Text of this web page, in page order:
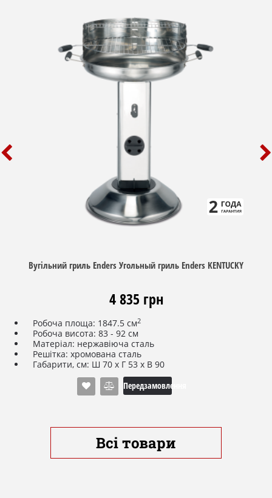
Вугільний гриль Enders Угольный гриль Enders KENTUCKY
4 835 грн
Робоча площа: 1847.5 см2
Робоча висота: 83 - 92 см
Матеріал: нержавіюча сталь
Решітка: хромована сталь
Габарити, см: Ш 70 х Г 53 х В 90
Діаметр робочої області: Ø 48,5 см
Випробуваний і сертифікований TÜV / GS
Передзамовлення
Всі товари